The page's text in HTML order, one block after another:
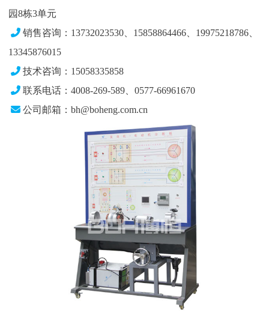
园8栋3单元
销售咨询：13732023530、15858864466、19975218786、
13345876015
技术咨询：15058335858
联系电话：4008-269-589、0577-66961670
公司邮箱：bh@boheng.com.cn